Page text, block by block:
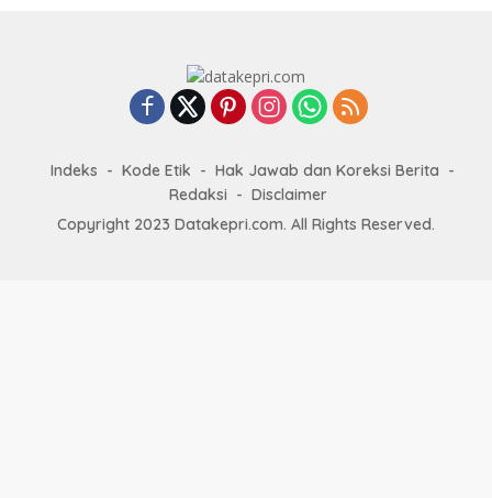
Indeks Kode Etik
Hak Jawab dan Koreksi Berita
Redaksi
Disclaimer
Copyright 2023 Datakepri.com. All Rights Reserved.